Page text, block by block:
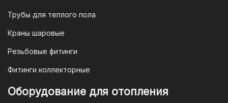
мы предлагаем безналичную оплату по
выставим вам счет, который можно
оплатить в течение 3 рабочих дней.
организаций и ИП необходимо
Трубы для теплого пола
Краны шаровые
Резьбовые фитинги
Фитинги коллекторные
Оборудование для отопления